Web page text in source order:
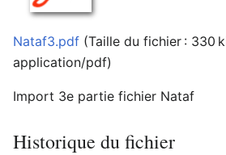
Nataf3.pdf (Taille du fichier : 330
application/pdf)
Import 3e partie fichier Nataf
Historique du fichier